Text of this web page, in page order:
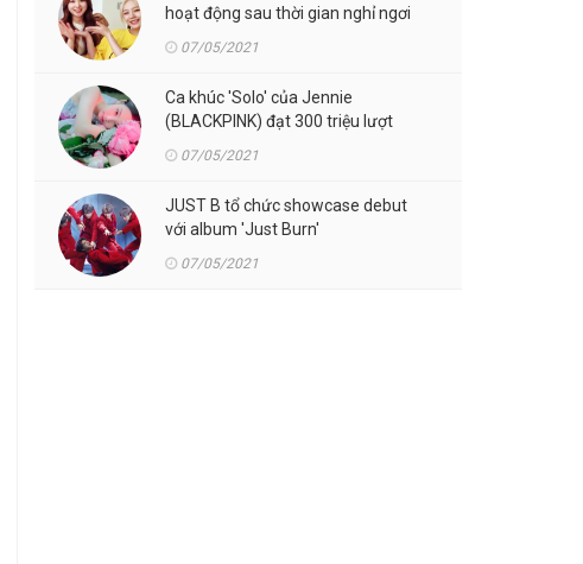
hoạt động sau thời gian nghỉ ngơi
07/05/2021
Ca khúc 'Solo' của Jennie
(BLACKPINK) đạt 300 triệu lượt
07/05/2021
JUST B tổ chức showcase debut
với album 'Just Burn'
07/05/2021